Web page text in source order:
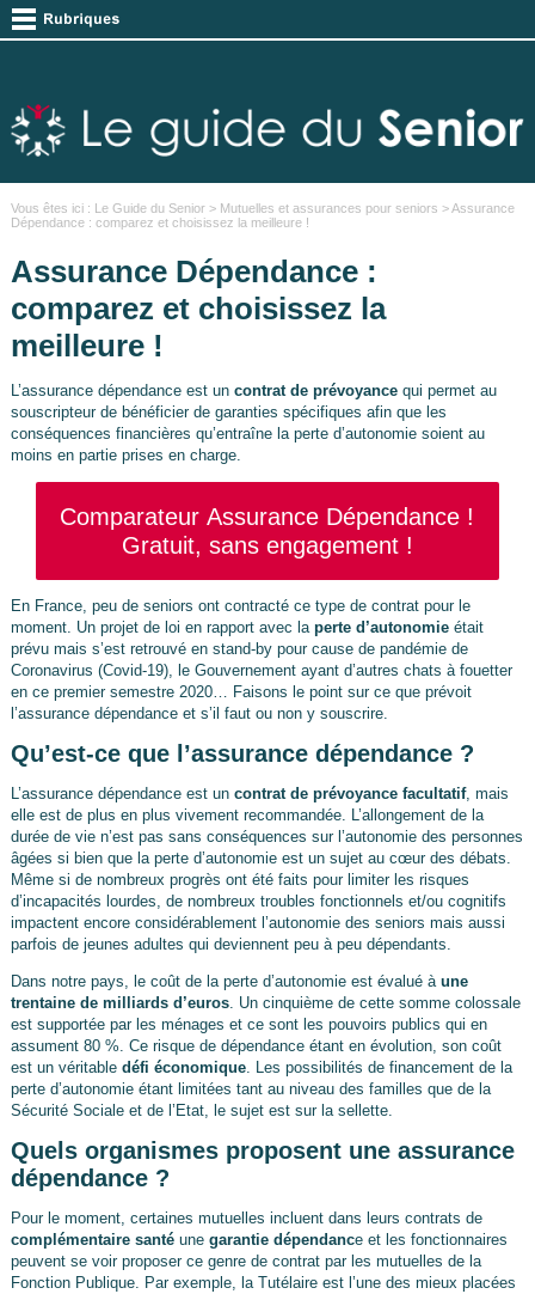
Vous êtes ici : Le Guide du Senior> Mutuelles et assurances pour seniors > Assurance
Dépendance : comparez et choisissez la meilleure !
Assurance Dépendance :
comparez et choisissez la
meilleure !
L’assurance dépendance est un contrat de prévoyancequi permet au
souscripteur de bénéficier de garanties spécifiques afin que les
conséquences financières qu’entraîne la perte d’autonomie soient au
moins en partie prises en charge.
Comparateur Assurance Dépendance !
Gratuit, sans engagement !
En France, peu de seniors ont contracté ce type de contrat pour le
moment. Un projet de loi en rapport avec la perte d’autonomieétait
prévu mais s’est retrouvé en stand-by pour cause de pandémie de
Coronavirus (Covid-19), le Gouvernement ayant d’autres chats à fouetter
en ce premier semestre 2020… Faisons le point sur ce que prévoit
l’assurance dépendance et s’il faut ou non y souscrire.
Qu’est-ce que l’assurance dépendance ?
L’assurance dépendance est un contrat de prévoyance facultatif, mais
elle est de plus en plus vivement recommandée. L’allongement de la
durée de vie n’est pas sans conséquences sur l’autonomie des personnes
âgées si bien que la perte d’autonomie est un sujet au cœur des débats.
Même si de nombreux progrès ont été faits pour limiter les risques
d’incapacités lourdes, de nombreux troubles fonctionnels et/ou cognitifs
impactent encore considérablement l’autonomie des seniors mais aussi
parfois de jeunes adultes qui deviennent peu à peu dépendants.
Dans notre pays, le coût de la perte d’autonomie est évalué à une
trentaine de milliards d’euros. Un cinquième de cette somme colossale
est supportée par les ménages et ce sont les pouvoirs publics qui en
assument 80 %. Ce risque de dépendance étant en évolution, son coût
est un véritable défi économique. Les possibilités de financement de la
perte d’autonomie étant limitées tant au niveau des familles que de la
Sécurité Sociale et de l’Etat, le sujet est sur la sellette.
Quels organismes proposent une assurance
dépendance ?
Pour le moment, certaines mutuelles incluent dans leurs contrats de
complémentaire santéune garantie dépendance et les fonctionnaires
peuvent se voir proposer ce genre de contrat par les mutuelles de la
Fonction Publique. Par exemple, la Tutélaire est l’une des mieux placées